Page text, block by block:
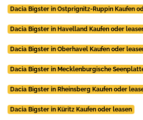
Dacia Bigster in Ostprignitz-Ruppin Kaufen
Dacia Bigster in Havelland Kaufen oder
Dacia Bigster in Oberhavel Kaufen oder
Dacia Bigster in Mecklenburgische
Dacia Bigster in Rheinsberg Kaufen oder
Dacia Bigster in Küritz Kaufen oder leasen